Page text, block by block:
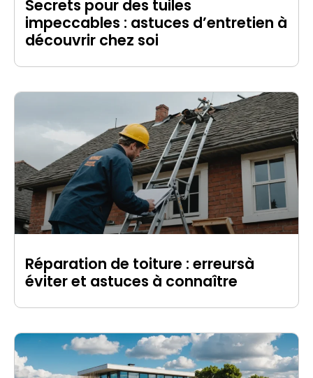
Secrets pour des tuiles
impeccables : astuces d’entretien à
découvrir chez soi
Réparation de toiture : erreursà
éviter et astuces à connaître